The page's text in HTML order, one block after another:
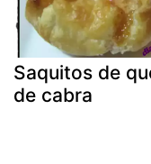
Saquitos de
de cabra